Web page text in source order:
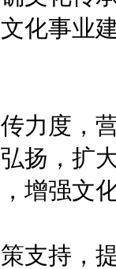
化事业
度，营
扬，扩
增强文
持，提